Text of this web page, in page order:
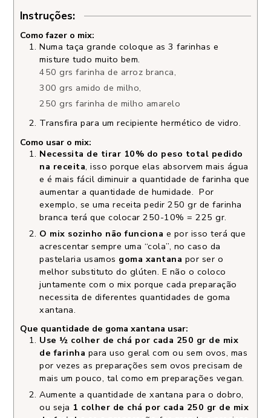
Instruções:
Como fazer o mix:
Numa taça grande coloque as 3 farinhas e
misture tudo muito bem.
450 grs farinha de arroz branca,
300 grs amido de milho,
250 grs farinha de milho amarelo
Transfira para um recipiente hermético de vidro.
Como usar o mix:
Necessita de tirar 10% do peso total pedido
na receita, isso porque elas absorvem mais água
e é mais fácil diminuir a quantidade de farinha que
aumentar a quantidade de humidade. Por
exemplo, se uma receita pedir 250 gr de farinha
branca terá que colocar 250-10% = 225 gr.
O mix sozinho não funciona e por isso terá que
acrescentar sempre uma “cola”, no caso da
pastelaria usamos goma xantana por ser o
melhor substituto do glúten. E não o coloco
juntamente com o mix porque cada preparação
necessita de diferentes quantidades de goma
xantana.
Que quantidade de goma xantana usar:
Use ½ colher de chá por cada 250 gr de mix
de farinha para uso geral com ou sem ovos, mas
por vezes as preparações sem ovos precisam de
mais um pouco, tal como em preparações vegan.
Aumente a quantidade de xantana para o dobro,
ou seja 1 colher de chá por cada 250 gr de mix